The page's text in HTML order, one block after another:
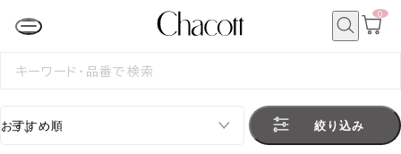
カ
0
検
絞り込み